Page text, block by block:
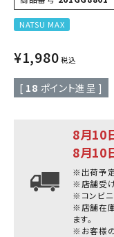
NATSU MAX
¥1,980 税込
[ 18 ポイント進呈 ]
8月10
8月10
※出荷予定
※店舗受け
※コンビ
※店舗在
ます。
※お客様